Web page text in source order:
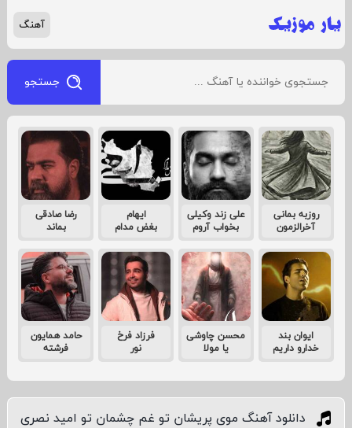
آهنگ
جستجو
روزبه بمانی
آخرالزمون
علی زند وکیلی
بخواب آروم
ایهام
بغض مدام
رضا صادقی
بماند
ایوان بند
خدارو داریم
محسن چاوشی
یا مولا
فرزاد فرخ
نور
حامد همایون
فرشته
دانلود آهنگ موی پریشان تو غم چشمان تو امید نصری